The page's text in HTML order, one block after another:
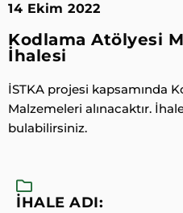
14 Ekim 2022
Kodlama Atölyesi
İhalesi
İSTKA projesi kapsamında
Malzemeleri alınacaktır.
bulabilirsiniz.
İHALE ADI: